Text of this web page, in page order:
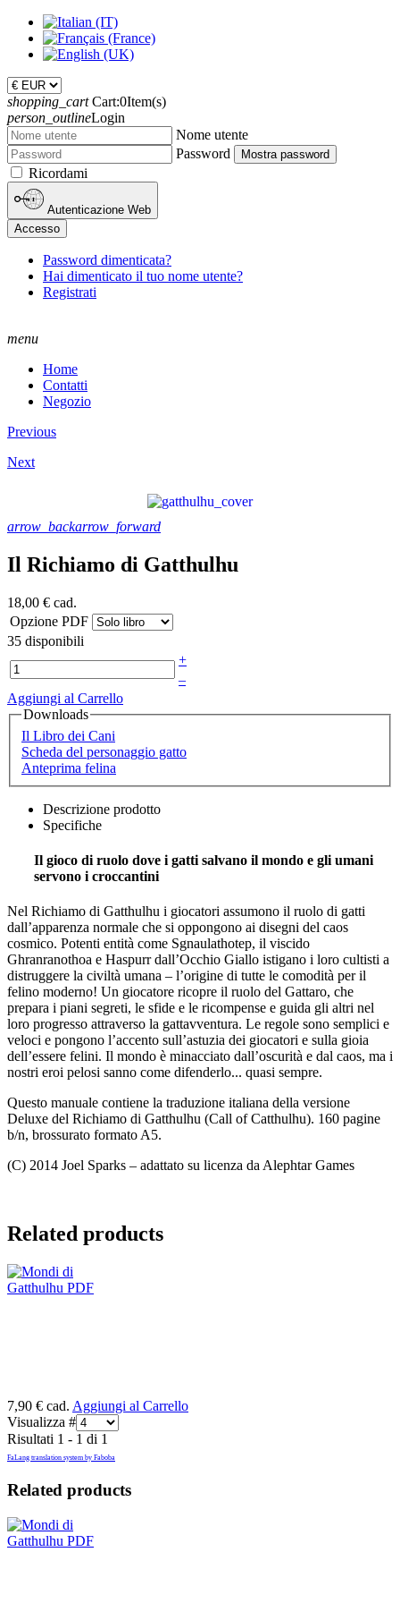
shopping_cart Cart:0Item(s)
person_outlineLogin
Nome utente
Password
Mostra password
Ricordami
Autenticazione Web
Accesso
Password dimenticata?
Hai dimenticato il tuo nome utente?
Registrati
menu
Home
Contatti
Negozio
Previous
Next
arrow_backarrow_forward
Il Richiamo di Gatthulhu
18,00 € cad.
Opzione PDF
35 disponibili
+
–
Aggiungi al Carrello
Downloads
Il Libro dei Cani
Scheda del personaggio gatto
Anteprima felina
Descrizione prodotto
Specifiche
Il gioco di ruolo dove i gatti salvano il mondo e gli umani
servono i croccantini
Nel Richiamo di Gatthulhu i giocatori assumono il ruolo di gatti
dall’apparenza normale che si oppongono ai disegni del caos
cosmico. Potenti entità come Sgnaulathotep, il viscido
Ghranranothoa e Haspurr dall’Occhio Giallo istigano i loro cultisti a
distruggere la civiltà umana – l’origine di tutte le comodità per il
felino moderno! Un giocatore ricopre il ruolo del Gattaro, che
prepara i piani segreti, le sfide e le ricompense e guida gli altri nel
loro progresso attraverso la gattavventura. Le regole sono semplici e
veloci e pongono l’accento sull’astuzia dei giocatori e sulla gioia
dell’essere felini. Il mondo è minacciato dall’oscurità e dal caos, ma i
nostri eroi pelosi sanno come difenderlo... quasi sempre.
Questo manuale contiene la traduzione italiana della versione
Deluxe del Richiamo di Gatthulhu (Call of Catthulhu). 160 pagine
b/n, brossurato formato A5.
(C) 2014 Joel Sparks – adattato su licenza da Alephtar Games
Related products
7,90 € cad. Aggiungi al Carrello
Visualizza #
Risultati 1 - 1 di 1
FaLang translation system by Faboba
Related products